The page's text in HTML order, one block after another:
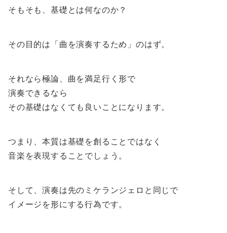
そもそも、基礎とは何なのか？
その目的は「曲を演奏するため」のはず。
それなら極論、曲を満足行く形で
演奏できるなら
その基礎はなくても良いことになります。
つまり、本質は基礎を創ることではなく
音楽を表現することでしょう。
そして、演奏は先のミケランジェロと同じで
イメージを形にする行為です。